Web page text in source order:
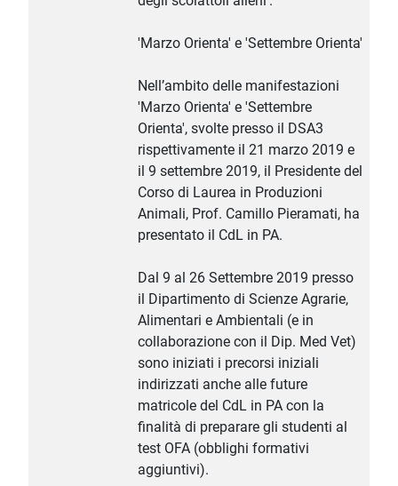
'Marzo Orienta' e 'Settembre Orienta'
Nell’ambito delle manifestazioni
'Marzo Orienta' e 'Settembre
Orienta', svolte presso il DSA3
rispettivamente il 21 marzo 2019 e
il 9 settembre 2019, il Presidente del
Corso di Laurea in Produzioni
Animali, Prof. Camillo Pieramati, ha
presentato il CdL in PA.
Dal 9 al 26 Settembre 2019 presso
il Dipartimento di Scienze Agrarie,
Alimentari e Ambientali (e in
collaborazione con il Dip. Med Vet)
sono iniziati i precorsi iniziali
indirizzati anche alle future
matricole del CdL in PA con la
finalità di preparare gli studenti al
test OFA (obblighi formativi
aggiuntivi).